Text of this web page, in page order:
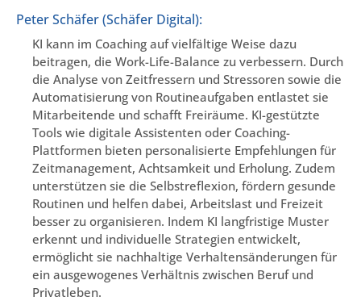
Peter Schäfer (Schäfer Digital):
KI kann im Coaching auf vielfältige Weise dazu
beitragen, die Work-Life-Balance zu verbessern. Durch
die Analyse von Zeitfressern und Stressoren sowie die
Automatisierung von Routineaufgaben entlastet sie
Mitarbeitende und schafft Freiräume. KI-gestützte
Tools wie digitale Assistenten oder Coaching-
Plattformen bieten personalisierte Empfehlungen für
Zeitmanagement, Achtsamkeit und Erholung. Zudem
unterstützen sie die Selbstreflexion, fördern gesunde
Routinen und helfen dabei, Arbeitslast und Freizeit
besser zu organisieren. Indem KI langfristige Muster
erkennt und individuelle Strategien entwickelt,
ermöglicht sie nachhaltige Verhaltensänderungen für
ein ausgewogenes Verhältnis zwischen Beruf und
Privatleben.